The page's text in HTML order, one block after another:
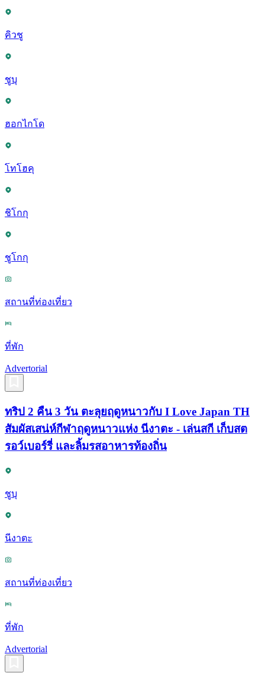
คิวชู
ชูบุ
ฮอกไกโด
โทโฮคุ
ชิโกกุ
ชูโกกุ
สถานที่ท่องเที่ยว
ที่พัก
Advertorial
ทริป 2 คืน 3 วัน ตะลุยฤดูหนาวกับ I Love Japan TH
สัมผัสเสน่ห์กีฬาฤดูหนาวแห่ง นีงาตะ - เล่นสกี เก็บสต
รอว์เบอร์รี่ และลิ้มรสอาหารท้องถิ่น
ชูบุ
นีงาตะ
สถานที่ท่องเที่ยว
ที่พัก
Advertorial